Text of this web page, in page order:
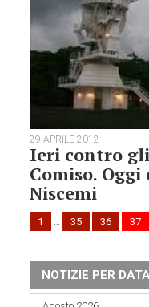
29 APRILE 2012
Ieri contro
Comiso.
Niscemi
1 35 36 37
NOTIZIE PER